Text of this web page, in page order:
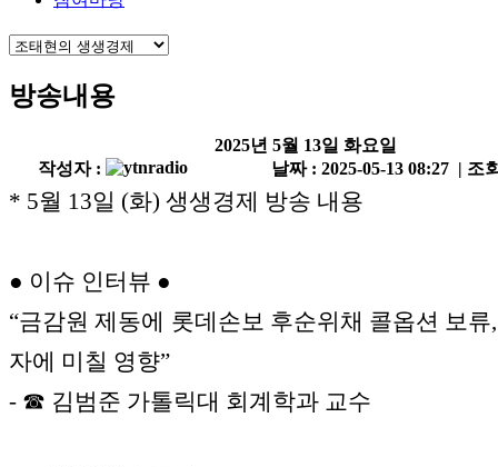
방송내용
2025년 5월 13일 화요일
작성자 :
날짜 : 2025-05-13 08:27 | 조
* 5월 13일 (화) 생생경제 방송 내용
● 이슈 인터뷰 ●
“금감원 제동에 롯데손보 후순위채 콜옵션 보
자에 미칠 영향”
- ☎ 김범준 가톨릭대 회계학과 교수